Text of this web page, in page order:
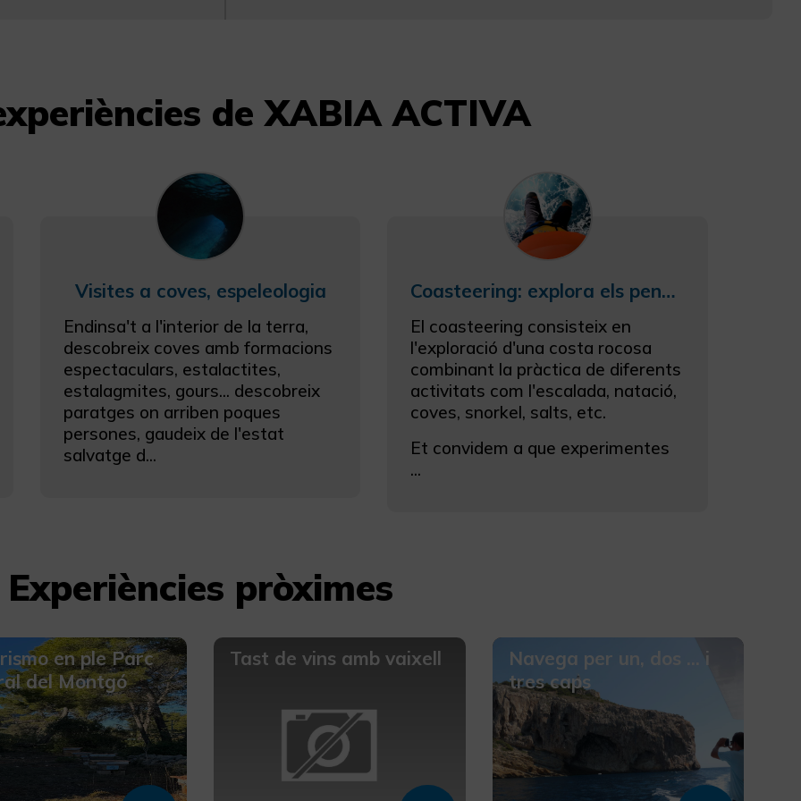
de XABIA ACTIVA
Visites a coves, espeleologia
Endinsa't a l'interior de la terra,
descobreix coves amb formacions
espectaculars, estalactites,
estalagmites, gours... descobreix
paratges on arriben poques
persones, gaudeix de l'estat
salvatge d...
Coasteering: explora els penya-segats
El coasteering consisteix en
l'exploració d'una costa rocosa
combinant la pràctica de diferents
activitats com l'escalada, natació,
coves, snorkel, salts, etc.
Et convidem a que experimentes
...
Experiències pròximes
en ple Parc
del Montgó
Tast de vins amb vaixell
Navega per un, dos ... i
tres caps